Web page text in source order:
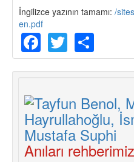
İngilizce yazının tamamı: /
en.pdf
Facebook
Twitter
Anıları